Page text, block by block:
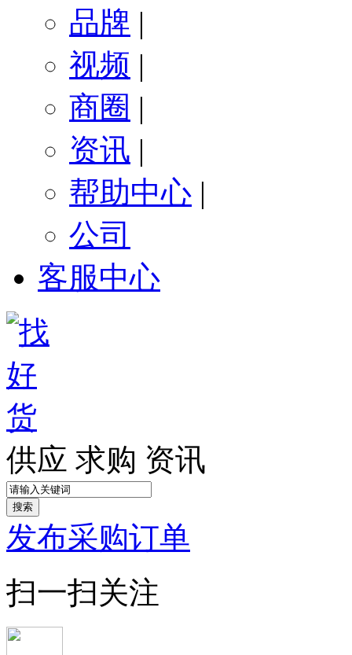
品牌 |
视频 |
商圈 |
资讯 |
帮助中心 |
公司
客服中心
供应 求购 资讯
搜索
发布采购订单
扫一扫关注